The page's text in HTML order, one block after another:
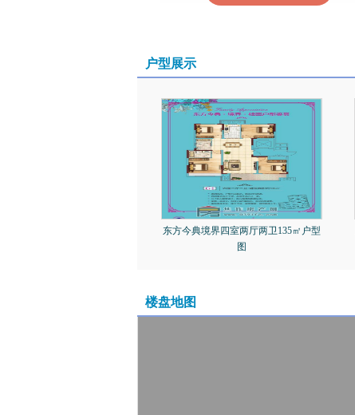
户型展示
东方今典境界四室两厅两卫135㎡户型
图
楼盘地图